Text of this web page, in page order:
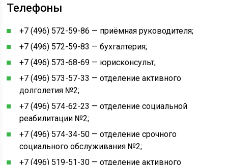
Телефоны
+7 (496) 572-59-86 — приёмная руководителя;
+7 (496) 572-59-83 — бухгалтерия;
+7 (496) 573-68-69 — юрисконсульт;
+7 (496) 573-57-33 — отделение активного
долголетия №2;
+7 (496) 574-62-23 — отделение социальной
реабилитации №2;
+7 (496) 574-34-50 — отделение срочного
социального обслуживания №2;
+7 (496) 519-51-30 — отделение активного